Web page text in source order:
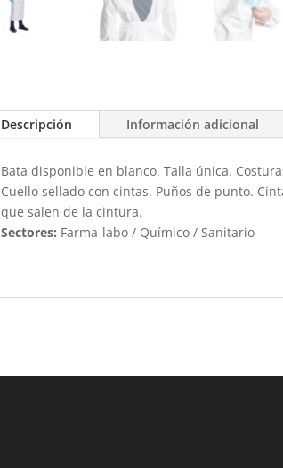
Descripción Información adicional
Bata disponible en blanco. Talla única.
Cuello sellado con cintas. Puños de punto.
que salen de la cintura.
Sectores: Farma-labo / Químico / Sanitario